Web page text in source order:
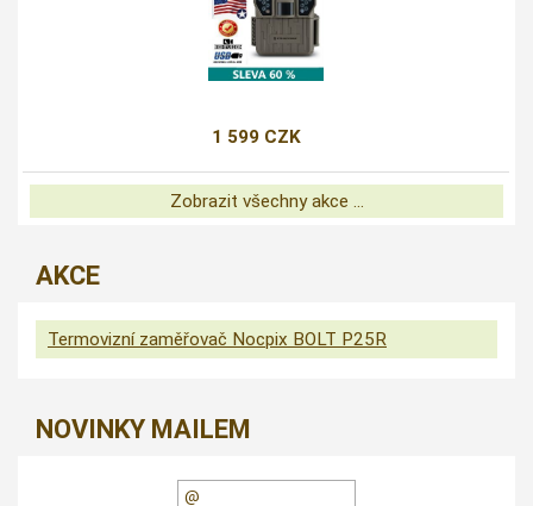
1 599 CZK
Zobrazit všechny akce ...
AKCE
Termovizní zaměřovač Nocpix BOLT P25R
NOVINKY MAILEM